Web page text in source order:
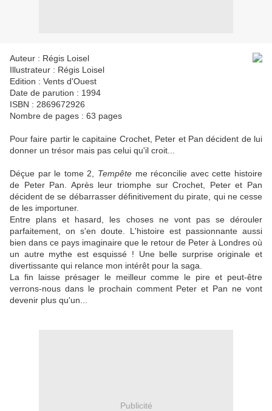
Auteur : Régis Loisel
Illustrateur : Régis Loisel
Edition : Vents d'Ouest
Date de parution : 1994
ISBN : 2869672926
Nombre de pages : 63 pages
Pour faire partir le capitaine Crochet, Peter et Pan décident de lui
donner un trésor mais pas celui qu'il croit...
Déçue par le tome 2, Tempête me réconcilie avec cette histoire
de Peter Pan. Après leur triomphe sur Crochet, Peter et Pan
décident de se débarrasser définitivement du pirate, qui ne cesse
de les importuner.
Entre plans et hasard, les choses ne vont pas se dérouler
parfaitement, on s'en doute. L'histoire est passionnante aussi
bien dans ce pays imaginaire que le retour de Peter à Londres où
un autre mythe est esquissé ! Une belle surprise originale et
divertissante qui relance mon intérêt pour la saga.
La fin laisse présager le meilleur comme le pire et peut-être
verrons-nous dans le prochain comment Peter et Pan ne vont
devenir plus qu'un...
Publicité